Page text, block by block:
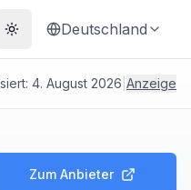
Theme wechseln
Deutschland
4. August 2026 Anzeige
Zum Anbieter